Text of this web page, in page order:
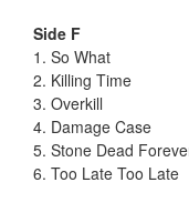
Side F
1. So What
2. Killing Time
3. Overkill
4. Damage Case
5. Stone Dead
6. Too Late Too Late